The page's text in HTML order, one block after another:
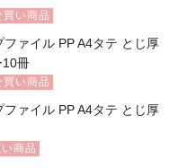
買い商品
ファイル PP A4タテ とじ厚
10冊
買い商品
ファイル PP A4タテ とじ厚
商品